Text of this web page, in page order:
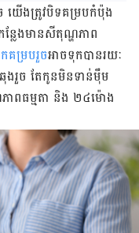
យើង​ត្រូវ​បិទ​គម្រប​កំប៉ុង​
ែង​មាន​សីតុណ្ហភាព​
គម្រប​រួច​អាច​ទុក​បាន​រយៈ
រួច តែ​កូន​មិន​ទាន់​ម៉ឹម
ព​ធម្មតា និង ២៤​ម៉ោង